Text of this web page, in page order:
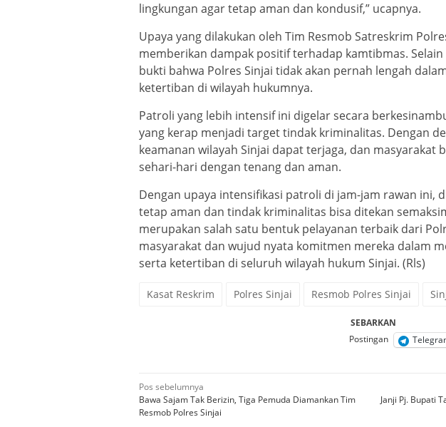
lingkungan agar tetap aman dan kondusif,” ucapnya.
Upaya yang dilakukan oleh Tim Resmob Satreskrim
memberikan dampak positif terhadap kamtibmas.
bukti bahwa Polres Sinjai tidak akan pernah lengah
ketertiban di wilayah hukumnya.
Patroli yang lebih intensif ini digelar secara
yang kerap menjadi target tindak kriminalitas. Dengan
keamanan wilayah Sinjai dapat terjaga, dan masyarakat
sehari-hari dengan tenang dan aman.
Dengan upaya intensifikasi patroli di jam-jam rawan ini,
tetap aman dan tindak kriminalitas bisa ditekan
merupakan salah satu bentuk pelayanan terbaik dari
masyarakat dan wujud nyata komitmen mereka dalam
serta ketertiban di seluruh wilayah hukum Sinjai. (Rls)
Kasat Reskrim Polres Sinjai Resmob Polres Sinjai
SEBARKAN
Postingan
Navigasi
pos
Pos sebelumnya
Bawa Sajam Tak Berizin, Tiga Pemuda Diamankan Tim
Resmob Polres Sinjai
Janji Pj. Bupati